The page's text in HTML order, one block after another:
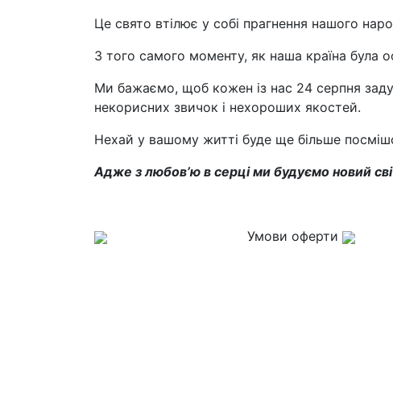
Це свято втілює у собі прагнення нашого
З того самого моменту, як наша країна була
Ми бажаємо, щоб кожен із нас 24 серпня
некорисних звичок і нехороших якостей.
Нехай у вашому житті буде ще більше
Адже з любов’ю в серці ми будуємо новий
Умови оферти